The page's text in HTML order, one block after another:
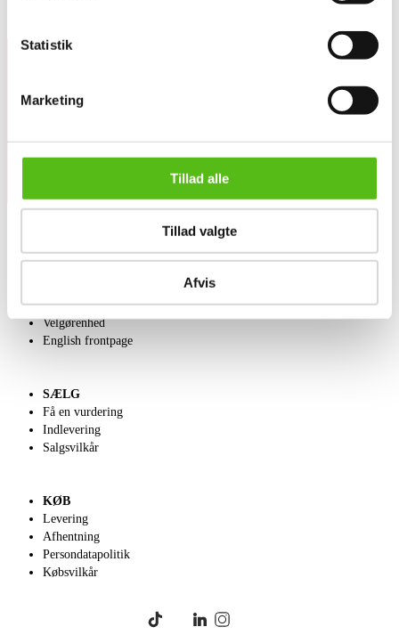
Statistik
Marketing
Tillad alle
Tillad valgte
Afvis
Tilmeld dig vores nyhedsbrev og modtag nyheder samt
Kontakt os
Velgørenhed
English frontpage
SÆLG
Få en vurdering
Indlevering
Salgsvilkår
KØB
Levering
Afhentning
Persondatapolitik
Købsvilkår